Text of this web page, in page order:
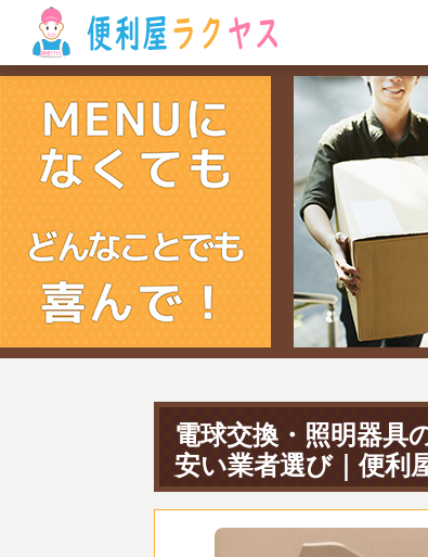
電球交換・照明器具
安い業者選び｜便利